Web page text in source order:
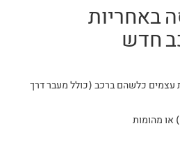
באחריות
חדש
עצמים כלשהם ברכב (כולל מעבר דרך
או מהומות